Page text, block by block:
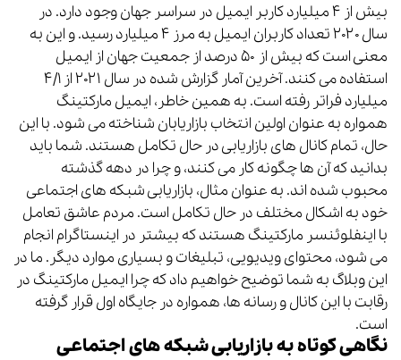
بیش از ۴ میلیارد کاربر ایمیل در سراسر جهان وجود دارد. در
سال ۲۰۲۰ تعداد کاربران ایمیل به مرز ۴ میلیارد رسید. و این به
معنی است که بیش از ۵۰ درصد از جمعیت جهان از ایمیل
استفاده می کنند. آخرین آمار گزارش شده در سال ۲۰۲۱ از ۴/۱
میلیارد فراتر رفته است. به همین خاطر، ایمیل مارکتینگ
همواره به عنوان اولین انتخاب بازاریابان شناخته می شود. با این
حال، تمام کانال های بازاریابی در حال تکامل هستند. شما باید
بدانید که آن ها چگونه کار می کنند، و چرا در دهه گذشته
محبوب شده اند. به عنوان مثال، بازاریابی شبکه های اجتماعی
خود به اشکال مختلف در حال تکامل است. مردم عاشق تعامل
با اینفلوئنسر مارکتینگ هستند که بیشتر در اینستاگرام انجام
می شود، محتوای ویدیویی، تبلیغات و بسیاری موارد دیگر. ما در
این وبلاگ به شما توضیح خواهیم داد که چرا ایمیل مارکتینگ در
رقابت با این کانال و رسانه ها، همواره در جایگاه اول قرار گرفته
است.
نگاهی کوتاه به بازاریابی شبکه های اجتماعی